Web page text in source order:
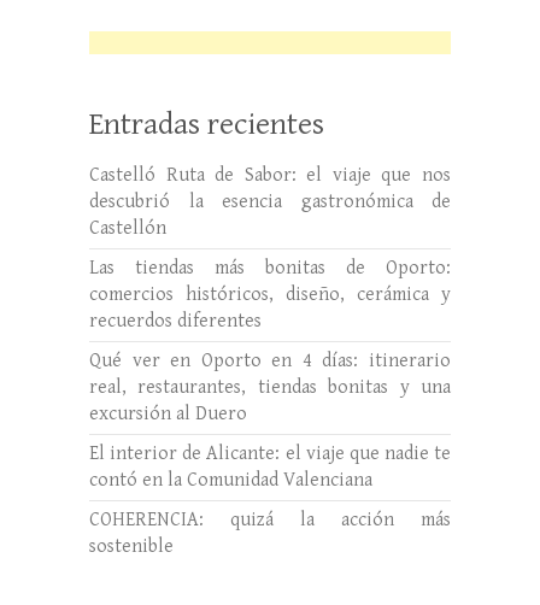
Entradas recientes
Castelló Ruta de Sabor: el viaje que nos
descubrió la esencia gastronómica de
Castellón
Las tiendas más bonitas de Oporto:
comercios históricos, diseño, cerámica y
recuerdos diferentes
Qué ver en Oporto en 4 días: itinerario
real, restaurantes, tiendas bonitas y una
excursión al Duero
El interior de Alicante: el viaje que nadie te
contó en la Comunidad Valenciana
COHERENCIA: quizá la acción más
sostenible